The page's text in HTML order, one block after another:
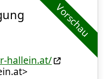
Vorschau
hallein.at/